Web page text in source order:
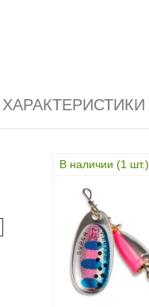
ХАРАКТЕРИСТИКИ
В наличии (1 шт.)